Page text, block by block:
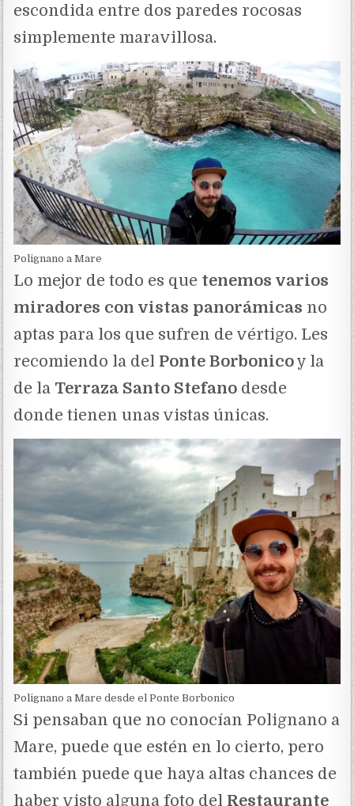
escondida entre dos paredes rocosas
simplemente maravillosa.
Polignano a Mare
Lo mejor de todo es que tenemos varios
miradores con vistas panorámicas no
aptas para los que sufren de vértigo. Les
recomiendo la del Ponte Borbonicoy la
de la Terraza Santo Stefano desde
donde tienen unas vistas únicas.
Polignano a Mare desde el Ponte Borbonico
Si pensaban que no conocían Polignano a
Mare, puede que estén en lo cierto, pero
también puede que haya altas chances de
haber visto alguna foto del Restaurante